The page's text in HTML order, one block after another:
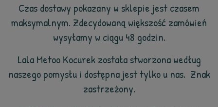
Czas dostawy pokazany w sklepie jest czasem
maksymalnym. Zdecydowaną większość zamówień
wysyłamy w ciągu 48 godzin.
Lala Metoo Kocurek została stworzona według
naszego pomysłu i dostępna jest tylko u nas. Znak
zastrzeżony.